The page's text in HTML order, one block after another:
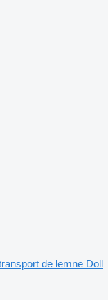
de lemne Doll